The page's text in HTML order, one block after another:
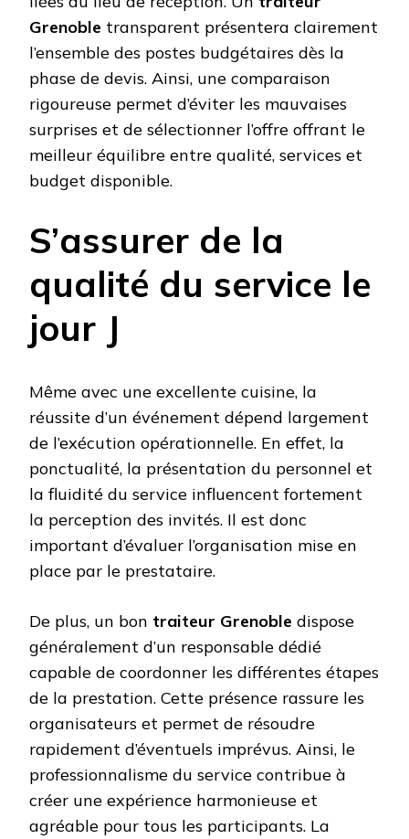
Grenoble transparent présentera clairement
l’ensemble des postes budgétaires dès la
phase de devis. Ainsi, une comparaison
rigoureuse permet d’éviter les mauvaises
surprises et de sélectionner l’offre offrant le
meilleur équilibre entre qualité, services et
budget disponible.
S’assurer de la
qualité du service le
jour J
Même avec une excellente cuisine, la
réussite d’un événement dépend largement
de l’exécution opérationnelle. En effet, la
ponctualité, la présentation du personnel et
la fluidité du service influencent fortement
la perception des invités. Il est donc
important d’évaluer l’organisation mise en
place par le prestataire.
De plus, un bon traiteur Grenoble dispose
généralement d’un responsable dédié
capable de coordonner les différentes étapes
de la prestation. Cette présence rassure les
organisateurs et permet de résoudre
rapidement d’éventuels imprévus. Ainsi, le
professionnalisme du service contribue à
créer une expérience harmonieuse et
agréable pour tous les participants. La